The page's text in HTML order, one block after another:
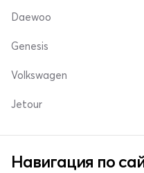
Daewoo
Genesis
Volkswagen
Jetour
Навигация по